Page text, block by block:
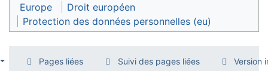
Europe
Droit européen
Protection des données personnelles (eu)
Pages liées Suivi des pages liées Version